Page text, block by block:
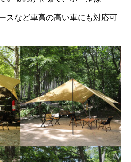
スなど車高の高い車にも対応可